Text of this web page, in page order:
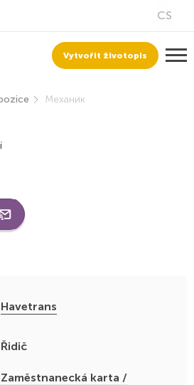
Vytvořit životopis
Механик
Havetrans
Řidič
Zaměstnanecká karta /